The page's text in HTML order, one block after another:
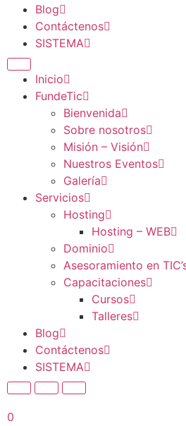
Blog
Contáctenos
SISTEMA
Inicio
FundeTic
Bienvenida
Sobre nosotros
Misión – Visión
Nuestros Eventos
Galería
Servicios
Hosting
Hosting – WEB
Dominio
Asesoramiento en
Capacitaciones
Cursos
Talleres
Blog
Contáctenos
SISTEMA
0